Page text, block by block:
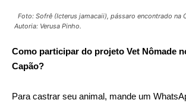
Foto: Sofrê (Icterus jamacaii), pássaro encontrado na
Autoria: Verusa Pinho.
Como participar do projeto Vet Nômade
Capão?
Para castrar seu animal, mande um